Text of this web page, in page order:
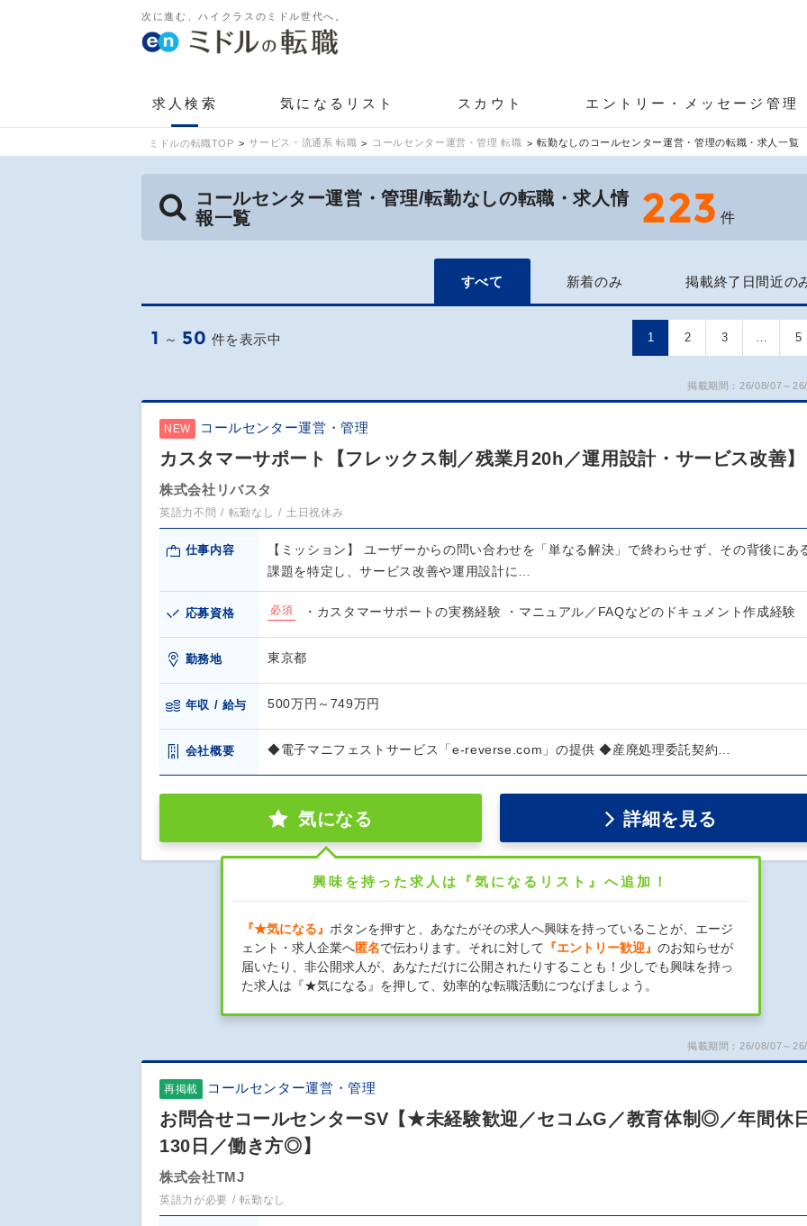
次に進む、ハイクラスのミドル世代へ。
求人検索 気になるリスト スカウト エントリー・メッセージ管理
ミドルの転職TOP サービス・流通系 転職 コールセンター運営・管理 転職 転勤なしのコールセンター運営・管理の転職・求人一覧
コールセンター運営・管理/転勤なしの転職・求人情
報一覧
223 件
すべて 新着のみ 掲載終了日間近の
1 ～ 50 件を表示中 1 2 3 … 5
掲載期間：26/08/07～
NEW コールセンター運営・管理
カスタマーサポート【フレックス制／残業月20h／運用設計・サービス改善】
株式会社リバスタ
英語力不問 転勤なし 土日祝休み
仕事内容
【ミッション】 ユーザーからの問い合わせを「単なる解決」で終わらせず、その背後にあ
課題を特定し、サービス改善や運用設計に…
応募資格 必須 ・カスタマーサポートの実務経験 ・マニュアル／FAQなどのドキュメント作成経験
勤務地 東京都
年収 / 給与 500万円～749万円
会社概要 ◆電子マニフェストサービス「e-reverse.com」の提供 ◆産廃処理委託契約…
気になる 詳細を見る
興味を持った求人は『気になるリスト』へ追加！
『★気になる』 ボタンを押すと、あなたがその求人へ興味を持っていることが、エージ
ェント・求人企業へ匿名で伝わります。それに対して 『エントリー歓迎』 のお知らせが
届いたり、非公開求人が、あなただけに公開されたりすることも！少しでも興味を持っ
た求人は『★気になる』を押して、効率的な転職活動につなげましょう。
掲載期間：26/08/07～
再掲載 コールセンター運営・管理
お問合せコールセンターSV【★未経験歓迎／セコムG／教育体制◎／年間休
130日／働き方◎】
株式会社TMJ
英語力が必要 転勤なし